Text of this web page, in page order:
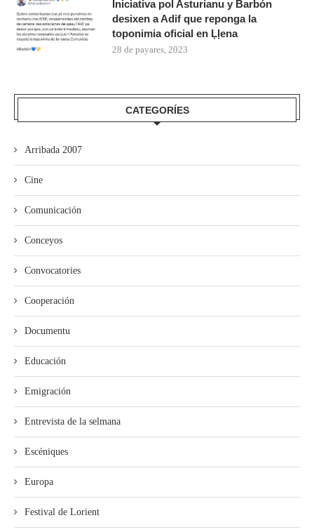
Iniciativa pol Asturianu y Barbón
desixen a Adif que reponga la
toponimia oficial en Ḷḷena
28 de payares, 2023
CATEGORÍES
Arribada 2007
Cine
Comunicación
Conceyos
Convocatories
Cooperación
Documentu
Educación
Emigración
Entrevista de la selmana
Escéniques
Europa
Festival de Lorient